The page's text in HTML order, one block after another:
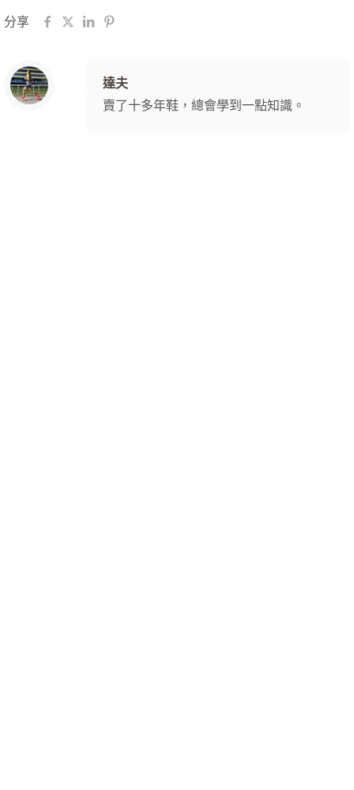
分享
達夫
賣了十多年鞋，總會學到一點知識。